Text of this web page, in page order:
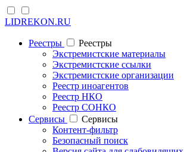
LIDREKON.RU
Реестры
Реестры
Экстремистские материалы
Экстремистские ссылки
Экстремистские организации
Реестр иноагентов
Реестр НКО
Реестр СОНКО
Cервисы
Cервисы
Контент-фильтр
Безопасный поиск